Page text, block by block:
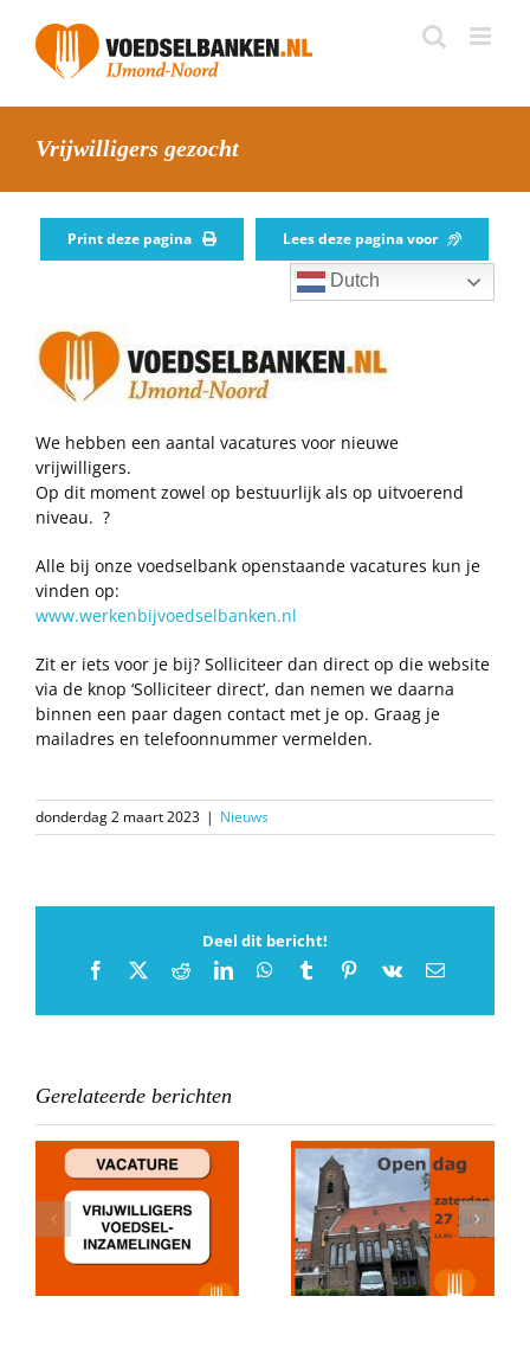
content
Vrijwilligers gezocht
Print deze pagina Lees deze pagina voor
Dutch
We hebben een aantal vacatures voor nieuwe
vrijwilligers.
Op dit moment zowel op bestuurlijk als op uitvoerend
niveau. ?
Alle bij onze voedselbank openstaande vacatures kun je
vinden op:
www.werkenbijvoedselbanken.nl
Zit er iets voor je bij? Solliciteer dan direct op die website
via de knop ‘Solliciteer direct’, dan nemen we daarna
binnen een paar dagen contact met je op. Graag je
mailadres en telefoonnummer vermelden.
donderdag 2 maart 2023 | Nieuws
Deel dit bericht!
Facebook
X RedditLinkedInWhatsApp
TumblrPinterest
Vk
E-
Gerelateerde berichten
Open dag 2026
Donatie Stichting
Noodfonds
Castricum